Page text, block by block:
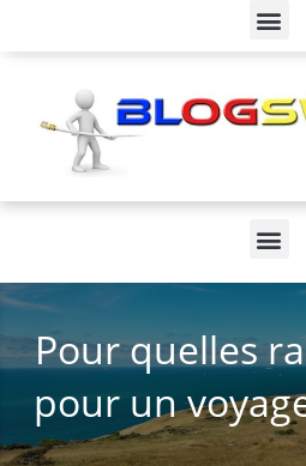
Pour quelles
pour un